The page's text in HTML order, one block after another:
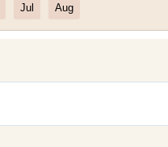
Jul Aug